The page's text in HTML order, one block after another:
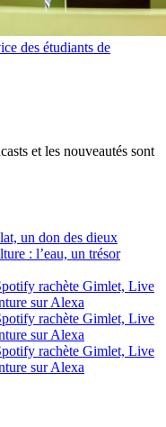
des étudiants de
et les nouveautés sont
un don des dieux
: l’eau, un trésor
rachète Gimlet, Live
sur Alexa
rachète Gimlet, Live
sur Alexa
rachète Gimlet, Live
sur Alexa